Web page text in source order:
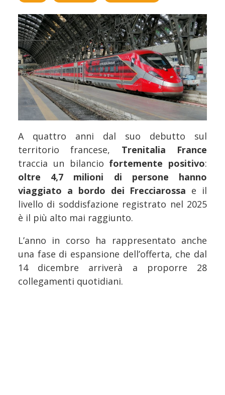
A quattro anni dal suo debutto sul
territorio francese, Trenitalia France
traccia un bilancio fortemente positivo:
oltre 4,7 milioni di persone hanno
viaggiato a bordo dei Frecciarossa e il
livello di soddisfazione registrato nel 2025
è il più alto mai raggiunto.
L’anno in corso ha rappresentato anche
una fase di espansione dell’offerta, che dal
14 dicembre arriverà a proporre 28
collegamenti quotidiani.